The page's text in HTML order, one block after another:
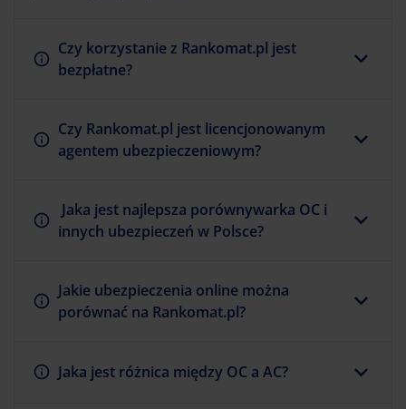
Czy korzystanie z Rankomat.pl jest
bezpłatne?
Czy Rankomat.pl jest licencjonowanym
agentem ubezpieczeniowym?
Jaka jest najlepsza porównywarka OC i
innych ubezpieczeń w Polsce?
Jakie ubezpieczenia online można
porównać na Rankomat.pl?
Jaka jest różnica między OC a AC?